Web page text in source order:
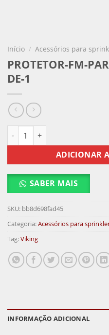
Início / Acessórios para
PROTETOR-FM-
DE-1
PROTETOR-FM-PARA-
ADICIONAR
SABER MAIS
SKU: bb8d698fad45
Categoria:Acessórios para
Tag:Viking
INFORMAÇÃO ADICIONAL